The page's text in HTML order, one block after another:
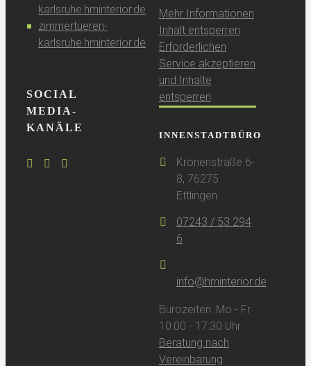
karlsruhe.hminterior.de
zimmertueren-
karlsruhe.hminterior.de
SOCIAL
MEDIA-
KANÄLE
Mehr Informationen
Inhalt entsperren
Erforderlichen
Service akzeptieren
und Inhalte
entsperren
INNENSTADTBÜRO
Kronenstraße 6-
8, 76275
Ettlingen
07243 / 53 294
6
info@hminterior.de
Bürozeiten: Mo - Fr
10:00 - 17:30 Uhr
Beratung nach
Vereinbarung